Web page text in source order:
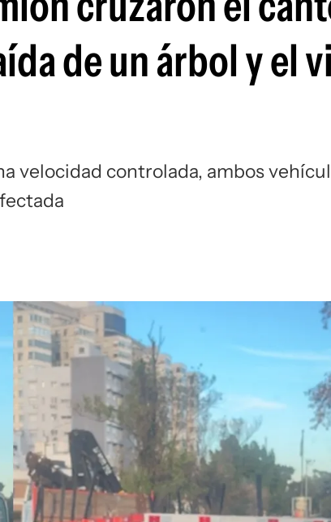
de un árbol y el
velocidad controlada, ambos